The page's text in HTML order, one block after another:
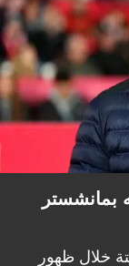
بمانشستر
خلال ظهور